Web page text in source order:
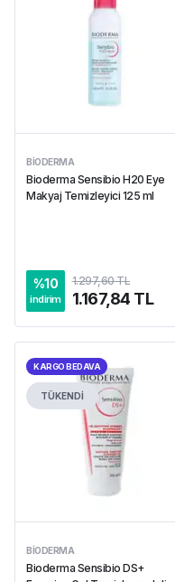
BIODERMA
Bioderma Sensibio H20 Eye
Makyaj Temizleyici 125 ml
%10
indirim
1.297,60 TL
1.167,84 TL
KARGO BEDAVA
TÜKENDİ
BIODERMA
Bioderma Sensibio DS+